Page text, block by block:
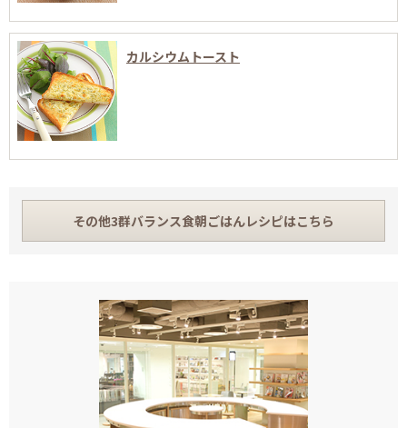
カルシウムトースト
その他3群バランス食朝ごはんレシピはこちら